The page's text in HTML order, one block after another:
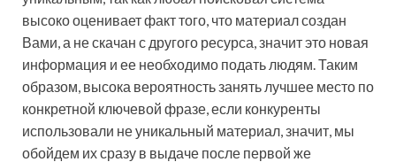
высоко оценивает факт того, что материал создан
Вами, а не скачан с другого ресурса, значит это новая
информация и ее необходимо подать людям. Таким
образом, высока вероятность занять лучшее место по
конкретной ключевой фразе, если конкуренты
использовали не уникальный материал, значит, мы
обойдем их сразу в выдаче после первой же